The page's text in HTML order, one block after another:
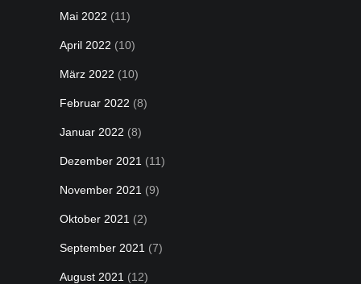
Mai 2022 (11)
April 2022 (10)
März 2022 (10)
Februar 2022 (8)
Januar 2022 (8)
Dezember 2021 (11)
November 2021 (9)
Oktober 2021 (2)
September 2021 (7)
August 2021 (12)